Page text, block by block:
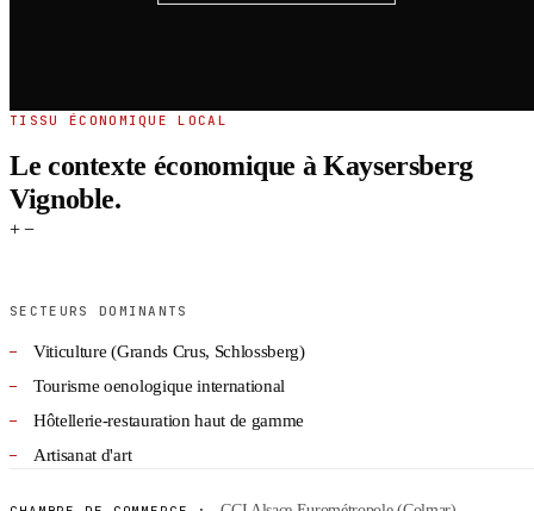
TISSU ÉCONOMIQUE LOCAL
Le contexte économique à Kaysersberg
Vignoble.
+ −
SECTEURS DOMINANTS
Viticulture (Grands Crus, Schlossberg)
Tourisme oenologique international
Hôtellerie-restauration haut de gamme
Artisanat d'art